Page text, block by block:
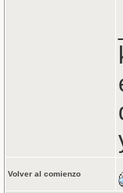
Volver al comienzo